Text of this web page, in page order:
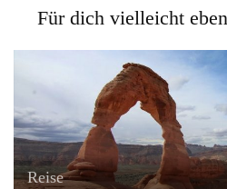
Für dich vielleicht
Reise